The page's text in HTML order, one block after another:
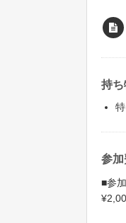
持ち
参
■参